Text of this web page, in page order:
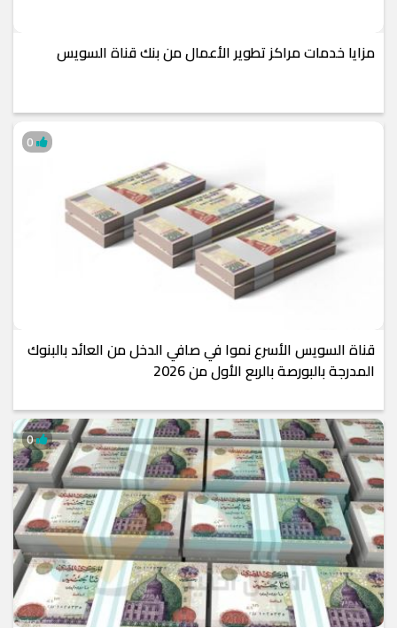
مزايا خدمات مراكز تطوير الأعمال من بنك قناة السويس
قناة السويس الأسرع نموا في صافي الدخل من العائد بالبنوك
المدرجة بالبورصة بالربع الأول من 2026
0